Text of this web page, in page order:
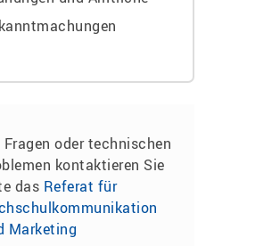
Fragen oder technischen
kontaktieren Sie
das Referat für
Marketing